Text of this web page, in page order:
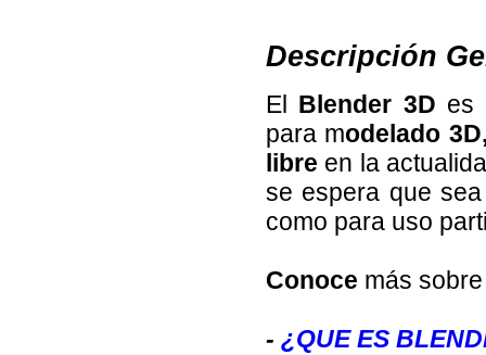
Descripción
El Blender 3D es
para modelado
libre en la
se espera que
como para uso
Conoce más sobre
- ¿QUE ES